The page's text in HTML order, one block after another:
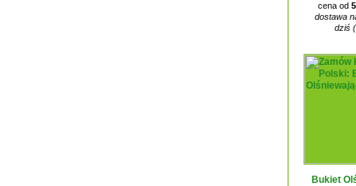
cena od
dostawa
dziś
Bukiet